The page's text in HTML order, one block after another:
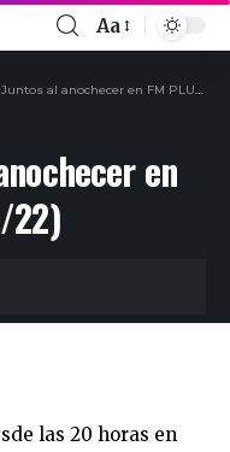
Aa
al anochecer en FM PLUS 88.1 (14/04/22)
en
22)
las 20 horas en